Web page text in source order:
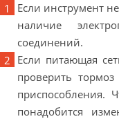
Если инструмент
наличие
соединений.
Если питающая
проверить
приспособления.
понадобится